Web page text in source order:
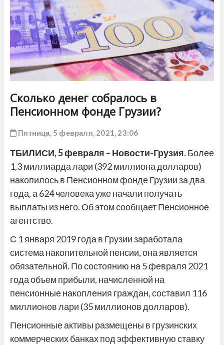
Сколько денег собралось в
Пенсионном фонде Грузии?
Пятница, 5 февраля, 2021, 23:06
ТБИЛИСИ, 5 февраля – Новости-Грузия.Более
1,3 миллиарда лари (392 миллиона долларов)
накопилось в Пенсионном фонде Грузии за два
года, а 624 человека уже начали получать
выплаты из него. Об этом сообщает Пенсионное
агентство.
С 1 января 2019 года в Грузии заработала
система накопительной пенсии, она является
обязательной. По состоянию на 5 февраля 2021
года объем прибыли, начисленной на
пенсионные накопления граждан, составил 116
миллионов лари (35 миллионов долларов).
Пенсионные активы размещены в грузинских
коммерческих банках под эффективную ставку